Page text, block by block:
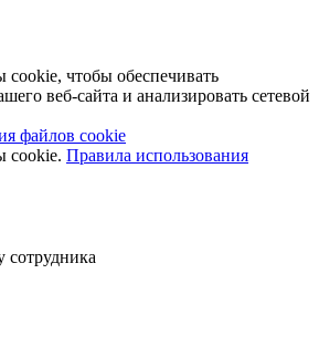
чтобы обеспечивать
веб-сайта и анализировать сетевой
файлов cookie
cookie. Правила использования